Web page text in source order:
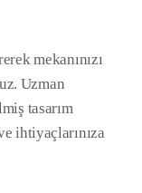
mekanınızı
Uzman
tasarım
ihtiyaçlarınıza